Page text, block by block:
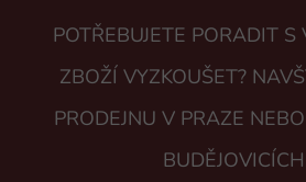
POTŘEBUJETE PORADIT S
ZBOŽÍ VYZKOUŠET?
PRODEJNU V PRAZE